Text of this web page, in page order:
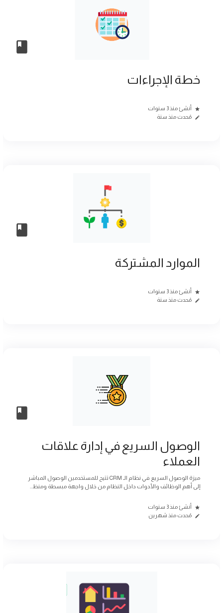
خطة الإجراءات
أنشئ منذ 3 سنوات
مُحدث منذ سنة
الموارد المشتركة
أنشئ منذ 3 سنوات
مُحدث منذ سنة
الوصول السريع في إدارة علاقات
العملاء
ميزة الوصول السريع في نظام الـ CRM تتيح للمستخدمين الوصول المباشر
إلى أهم الوظائف والأدوات داخل النظام من خلال واجهة مبسطة ومنظ...
أنشئ منذ 3 سنوات
مُحدث منذ شهرين